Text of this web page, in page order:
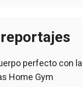
perfecto con la
Home Gym